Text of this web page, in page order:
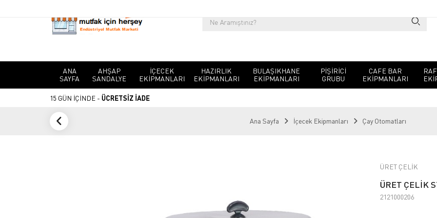
ANA
SAYFA
AHŞAP
SANDALYE
İÇECEK
EKIPMANLARI
HAZIRLIK
EKIPMANLARI
BULAŞIKHANE
EKIPMANLARI
PIŞIRICI
GRUBU
CAFE BAR
EKIPMANLARI
15 GÜN İÇİNDE - ÜCRETSİZ İADE
Ana Sayfa İçecek Ekipmanları Çay Otomatları
ÜRET ÇELİK
ÜRET ÇELİK
2121000206